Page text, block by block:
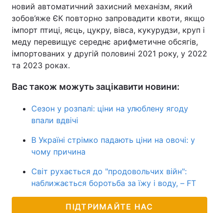
новий автоматичний захисний механізм, який
зобов’яже ЄК повторно запровадити квоти, якщо
імпорт птиці, яєць, цукру, вівса, кукурудзи, круп і
меду перевищує середнє арифметичне обсягів,
імпортованих у другій половині 2021 року, у 2022
та 2023 роках.
Вас також можуть зацікавити новини:
Сезон у розпалі: ціни на улюблену ягоду
впали вдвічі
В Україні стрімко падають ціни на овочі: у
чому причина
Світ рухається до "продовольчих війн":
наближається боротьба за їжу і воду, – FT
ПІДТРИМАЙТЕ НАС